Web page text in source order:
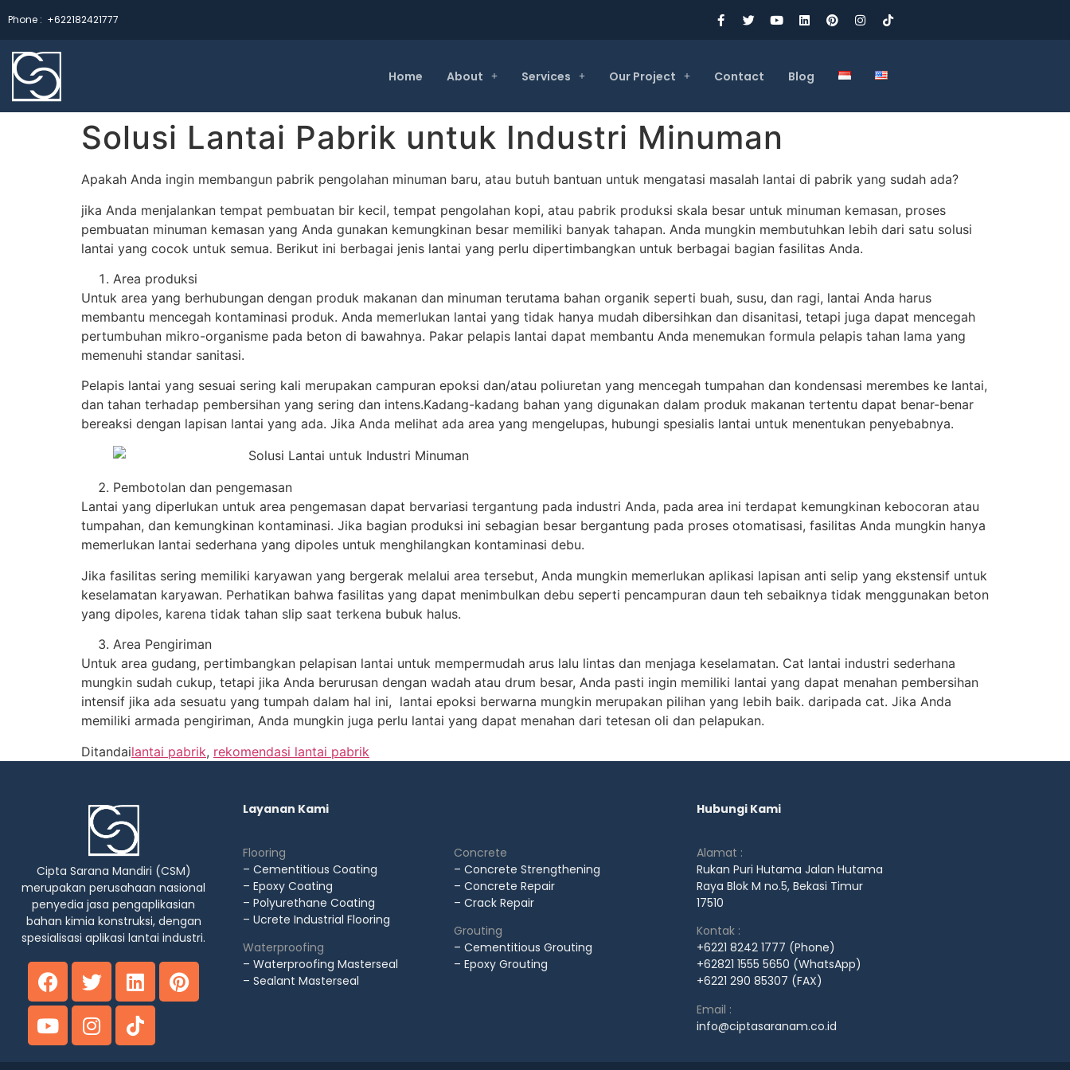
Phone : +622182421777
Home About Services Our Project Contact Blog
Solusi Lantai Pabrik untuk Industri Minuman
Apakah Anda ingin membangun pabrik pengolahan minuman baru, atau butuh bantuan untuk mengatasi masalah lantai di pabrik yang sudah ada?
jika Anda menjalankan tempat pembuatan bir kecil, tempat pengolahan kopi, atau pabrik produksi skala besar untuk minuman kemasan, proses
pembuatan minuman kemasan yang Anda gunakan kemungkinan besar memiliki banyak tahapan. Anda mungkin membutuhkan lebih dari satu solusi
lantai yang cocok untuk semua. Berikut ini berbagai jenis lantai yang perlu dipertimbangkan untuk berbagai bagian fasilitas Anda.
Area produksi
Untuk area yang berhubungan dengan produk makanan dan minuman terutama bahan organik seperti buah, susu, dan ragi, lantai Anda harus
membantu mencegah kontaminasi produk. Anda memerlukan lantai yang tidak hanya mudah dibersihkan dan disanitasi, tetapi juga dapat mencegah
pertumbuhan mikro-organisme pada beton di bawahnya. Pakar pelapis lantai dapat membantu Anda menemukan formula pelapis tahan lama yang
memenuhi standar sanitasi.
Pelapis lantai yang sesuai sering kali merupakan campuran epoksi dan/atau poliuretan yang mencegah tumpahan dan kondensasi merembes ke lantai,
dan tahan terhadap pembersihan yang sering dan intens.Kadang-kadang bahan yang digunakan dalam produk makanan tertentu dapat benar-benar
bereaksi dengan lapisan lantai yang ada. Jika Anda melihat ada area yang mengelupas, hubungi spesialis lantai untuk menentukan penyebabnya.
Pembotolan dan pengemasan
Lantai yang diperlukan untuk area pengemasan dapat bervariasi tergantung pada industri Anda, pada area ini terdapat kemungkinan kebocoran atau
tumpahan, dan kemungkinan kontaminasi. Jika bagian produksi ini sebagian besar bergantung pada proses otomatisasi, fasilitas Anda mungkin hanya
memerlukan lantai sederhana yang dipoles untuk menghilangkan kontaminasi debu.
Jika fasilitas sering memiliki karyawan yang bergerak melalui area tersebut, Anda mungkin memerlukan aplikasi lapisan anti selip yang ekstensif untuk
keselamatan karyawan. Perhatikan bahwa fasilitas yang dapat menimbulkan debu seperti pencampuran daun teh sebaiknya tidak menggunakan beton
yang dipoles, karena tidak tahan slip saat terkena bubuk halus.
Area Pengiriman
Untuk area gudang, pertimbangkan pelapisan lantai untuk mempermudah arus lalu lintas dan menjaga keselamatan. Cat lantai industri sederhana
mungkin sudah cukup, tetapi jika Anda berurusan dengan wadah atau drum besar, Anda pasti ingin memiliki lantai yang dapat menahan pembersihan
intensif jika ada sesuatu yang tumpah dalam hal ini, lantai epoksi berwarna mungkin merupakan pilihan yang lebih baik. daripada cat. Jika Anda
memiliki armada pengiriman, Anda mungkin juga perlu lantai yang dapat menahan dari tetesan oli dan pelapukan.
Ditandailantai pabrik, rekomendasi lantai pabrik
Cipta Sarana Mandiri (CSM)
merupakan perusahaan nasional
penyedia jasa pengaplikasian
bahan kimia konstruksi, dengan
spesialisasi aplikasi lantai industri.
Layanan Kami
Flooring
– Cementitious Coating
– Epoxy Coating
– Polyurethane Coating
– Ucrete Industrial Flooring
Waterproofing
– Waterproofing Masterseal
– Sealant Masterseal
Concrete
– Concrete Strengthening
– Concrete Repair
– Crack Repair
Grouting
– Cementitious Grouting
– Epoxy Grouting
Hubungi Kami
Alamat :
Rukan Puri Hutama Jalan Hutama
Raya Blok M no.5, Bekasi Timur
17510
Kontak :
+6221 8242 1777 (Phone)
+62821 1555 5650 (WhatsApp)
+6221 290 85307 (FAX)
Email :
info@ciptasaranam.co.id